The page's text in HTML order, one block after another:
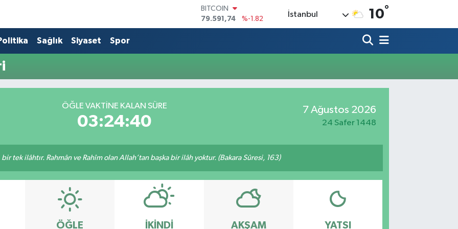
BITCOIN
79.591,74
%-1.82
DOLAR
61,60380
%0.18
İstanbul 10°
Sağlık Siyaset Spor
ÖĞLE VAKTİNE KALAN SÜRE
03:24:40
7 Ağustos 2026
24 Safer 1448
bir tek ilâhtır. Rahmân ve Rahîm olan Allah’tan başka bir ilâh yoktur. (Bakara Sûresi, 163)
ÖĞLE İKINDI AKŞAM YATSI